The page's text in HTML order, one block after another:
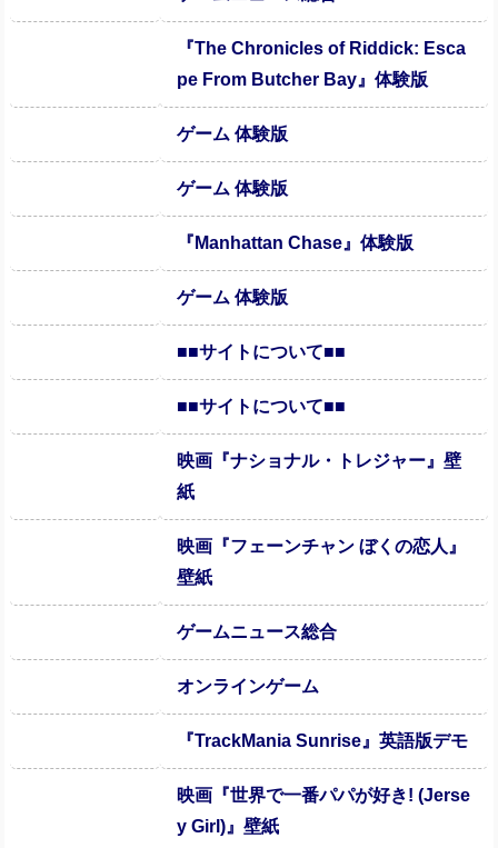
『The Chronicles of Riddick: Esca
pe From Butcher Bay』体験版
ゲーム 体験版
ゲーム 体験版
『Manhattan Chase』体験版
ゲーム 体験版
■■サイトについて■■
■■サイトについて■■
映画『ナショナル・トレジャー』壁
紙
映画『フェーンチャン ぼくの恋人』
壁紙
ゲームニュース総合
オンラインゲーム
『TrackMania Sunrise』英語版デモ
映画『世界で一番パパが好き! (Jerse
y Girl)』壁紙